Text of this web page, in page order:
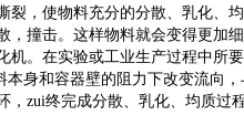
裂，使物料充分的分散、乳化、
，撞击。这样物料就会变得更加
机。在实验或工业生产过程中所
身和容器壁的阻力下改变流向
，zui终完成分散、乳化、均质过